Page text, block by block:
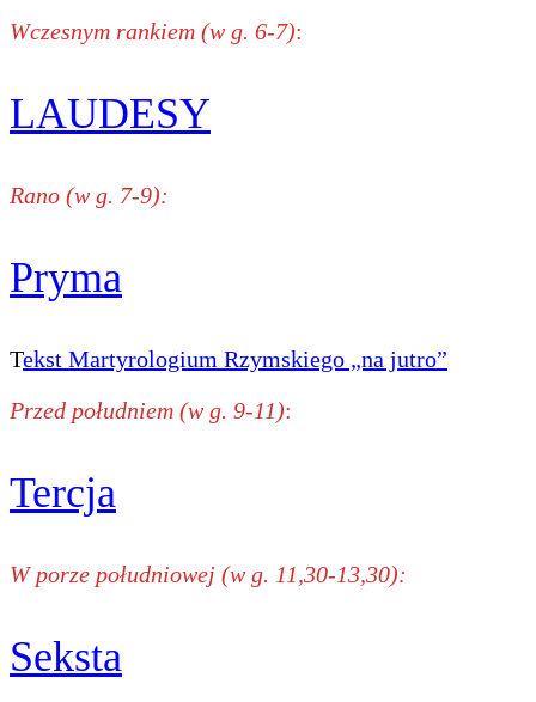
Wczesnym rankiem (w g. 6-7):
LAUDESY
Rano (w g. 7-9):
Pryma
Tekst Martyrologium Rzymskiego „na jutro”
Przed południem (w g. 9-11):
Tercja
W porze południowej (w g. 11,30-13,30):
Seksta